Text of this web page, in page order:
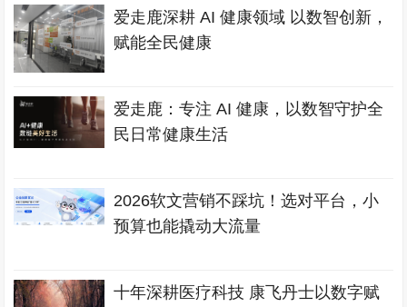
爱走鹿深耕 AI 健康领域 以数智创新，
赋能全民健康
爱走鹿：专注 AI 健康，以数智守护全
民日常健康生活
2026软文营销不踩坑！选对平台，小
预算也能撬动大流量
十年深耕医疗科技 康飞丹士以数字赋